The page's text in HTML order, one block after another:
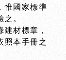
惟國家標準
。
材標章，
照本手冊之